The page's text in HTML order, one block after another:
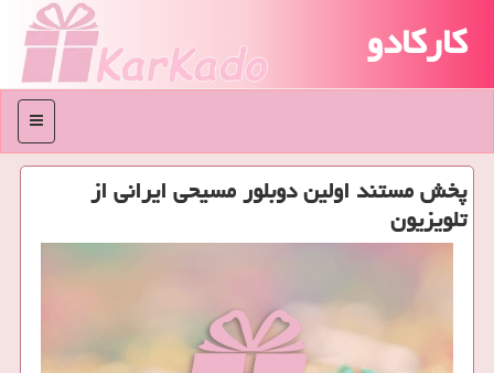
کارکادو
منو
پخش مستند اولین دوبلور مسیحی ایرانی از
تلویزیون